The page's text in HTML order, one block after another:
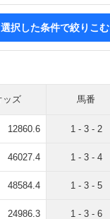
選択した条件で絞りこむ
ッズ
12860.6
46027.4
48584.4
24986.3
馬番
1 - 3 - 2
1 - 3 - 4
1 - 3 - 5
1 - 3 - 6